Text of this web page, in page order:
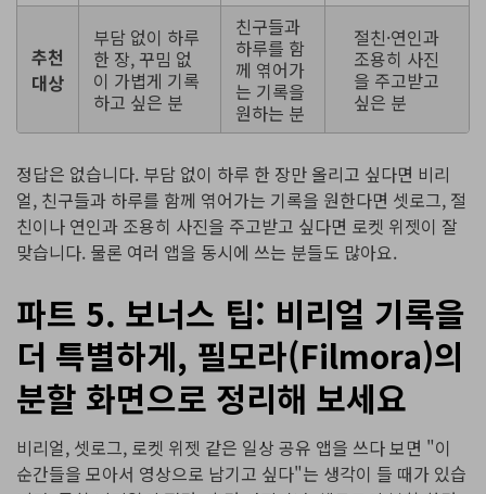
추천
대상
부담 없이 하루
한 장, 꾸밈 없
이 가볍게 기록
하고 싶은 분
친구들과
하루를 함
께 엮어가
는 기록을
원하는 분
절친·연인과
조용히 사진
을 주고받고
싶은 분
정답은 없습니다. 부담 없이 하루 한 장만 올리고 싶다면 비리
얼, 친구들과 하루를 함께 엮어가는 기록을 원한다면 셋로그, 절
친이나 연인과 조용히 사진을 주고받고 싶다면 로켓 위젯이 잘
맞습니다. 물론 여러 앱을 동시에 쓰는 분들도 많아요.
파트 5. 보너스 팁: 비리얼 기록을
더 특별하게, 필모라(Filmora)의
분할 화면으로 정리해 보세요
비리얼, 셋로그, 로켓 위젯 같은 일상 공유 앱을 쓰다 보면 "이
순간들을 모아서 영상으로 남기고 싶다"는 생각이 들 때가 있습